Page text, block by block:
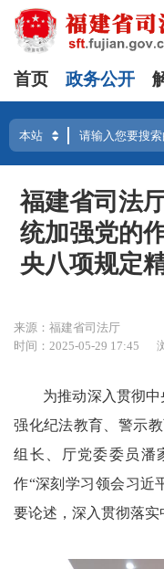
首页 政务公开
福建省司法
统加强党的
央八项规定
来源：福建省司法厅
时间：2025-05-29 17:45
为推动深入贯彻中
强化纪法教育、警示
组长、厅党委委员潘
作“深刻学习领会习近
要论述，深入贯彻落实